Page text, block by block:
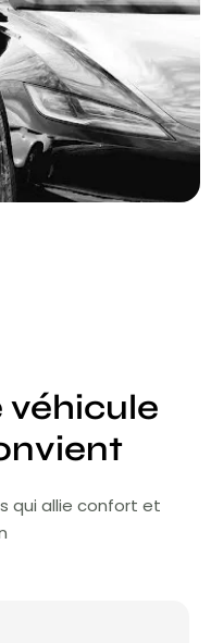
véhicule
qui allie confort et